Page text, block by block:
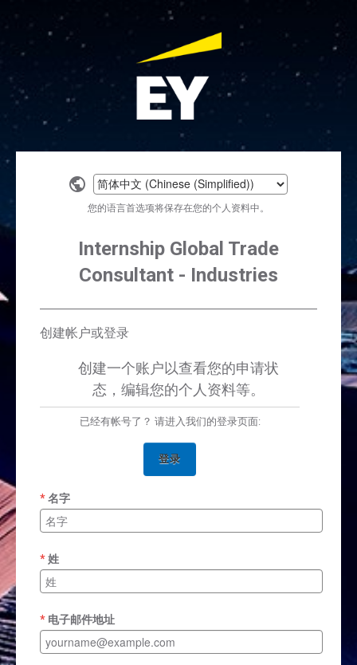
Select
language
您的语言首选项将保存在您的个人资料中。
Internship Global Trade
Consultant - Industries
创建帐户或登录
创建一个账户以查看您的申请状
态，编辑您的个人资料等。
已经有帐号了？ 请进入我们的登录页面:
登录
名字
姓
电子邮件地址